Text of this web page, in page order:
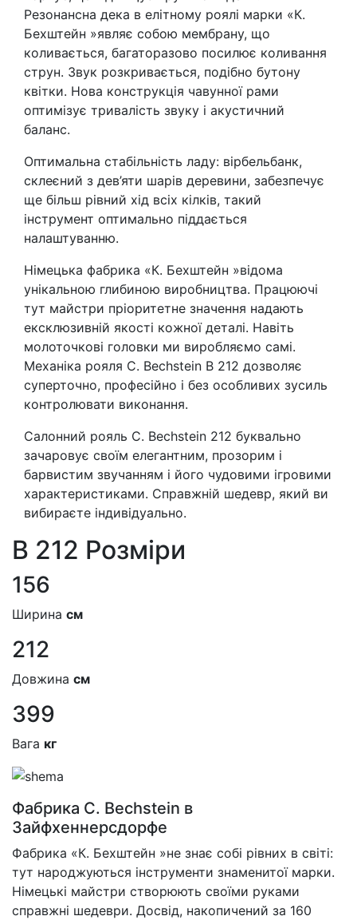
Резонансна дека в елітному роялі марки «К.
Бехштейн »являє собою мембрану, що
коливається, багаторазово посилює коливання
струн. Звук розкривається, подібно бутону
квітки. Нова конструкція чавунної рами
оптимізує тривалість звуку і акустичний
баланс.
Оптимальна стабільність ладу: вірбельбанк,
склеєний з дев’яти шарів деревини, забезпечує
ще більш рівний хід всіх кілків, такий
інструмент оптимально піддається
налаштуванню.
Німецька фабрика «К. Бехштейн »відома
унікальною глибиною виробництва. Працюючі
тут майстри пріоритетне значення надають
ексклюзивнiй якості кожної деталі. Навіть
молоточкові головки ми виробляємо самі.
Механіка рояля C. Bechstein B 212 дозволяє
суперточно, професійно і без особливих зусиль
контролювати виконання.
Салонний рояль C. Bechstein 212 буквально
зачаровує своїм елегантним, прозорим і
барвистим звучанням і його чудовими ігровими
характеристиками. Справжній шедевр, який ви
вибираєте індивідуально.
B 212 Розмiри
156
Ширина см
212
Довжина см
399
Вага кг
Фабрика C. Bechstein в
Зайфхеннерсдорфе
Фабрика «К. Бехштейн »не знає собі рівних в світі:
тут народжуються інструменти знаменитої марки.
Німецькі майстри створюють своїми руками
справжні шедеври. Досвід, накопичений за 160